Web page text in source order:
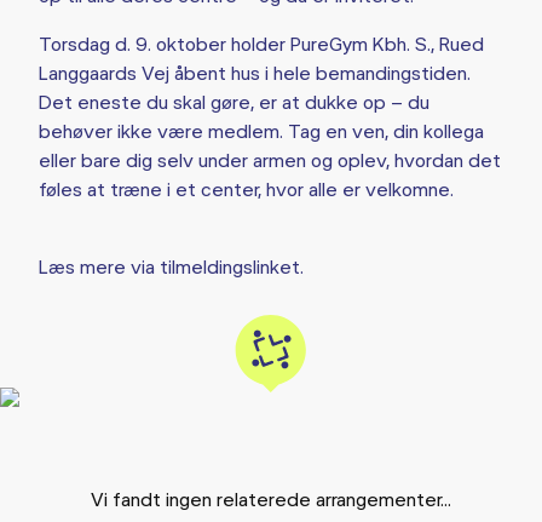
Torsdag d. 9. oktober holder PureGym Kbh. S., Rued
Langgaards Vej åbent hus i hele bemandingstiden.
Det eneste du skal gøre, er at dukke op – du
behøver ikke være medlem. Tag en ven, din kollega
eller bare dig selv under armen og oplev, hvordan det
føles at træne i et center, hvor alle er velkomne.
Læs mere via tilmeldingslinket.
Vi fandt ingen relaterede arrangementer...